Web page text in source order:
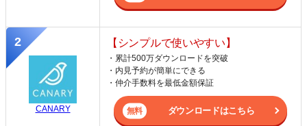
CANARY
【シンプルで使いやすい】
・累計500万ダウンロードを突破
・内見予約が簡単にできる
・仲介手数料を最低金額保証
ダウンロードはこちら